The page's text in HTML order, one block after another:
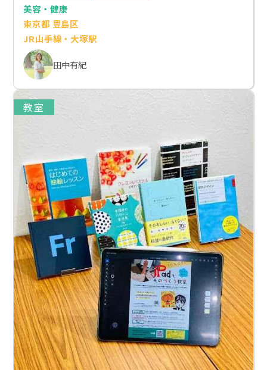
美容・健康
東京都 豊島区
JR山手線・大塚駅
田中有紀
教室